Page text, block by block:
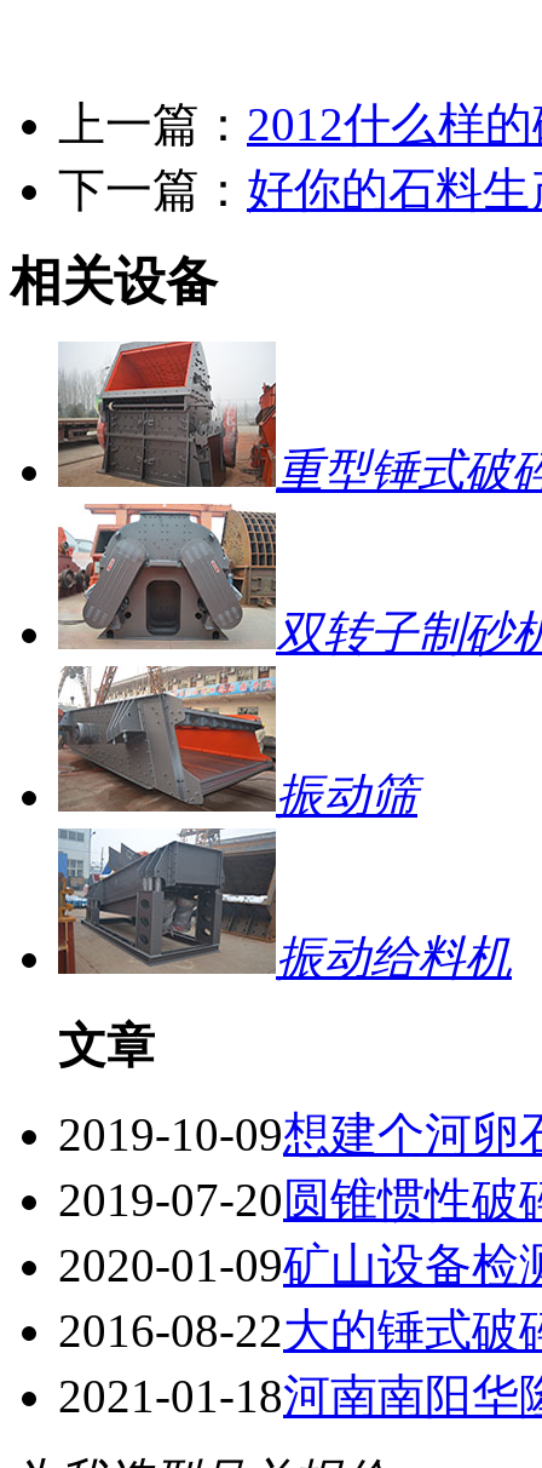
上一篇： 2012什么样
下一篇： 好你的石料
相关设备
重型锤式破
双转子制砂
振动筛
振动给料机
文章
2019-10-09想建个河卵
2019-07-20圆锥惯性破
2020-01-09矿山设备检
2016-08-22大的锤式破
2021-01-18河南南阳华